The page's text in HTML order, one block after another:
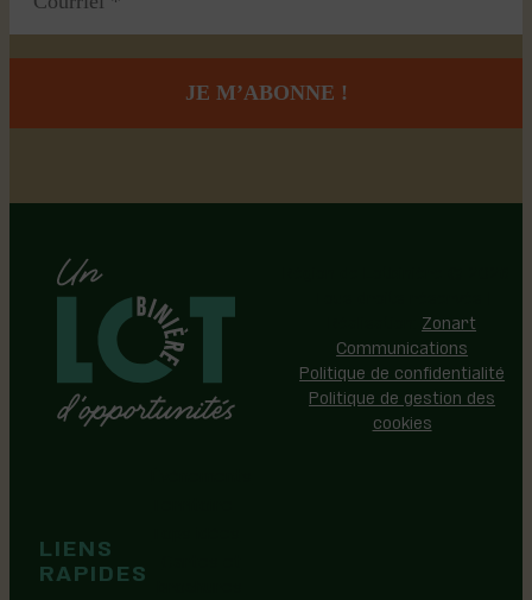
LIENS
RAPIDES
Zonart
Communications
Politique de confidentialité
Politique de gestion des
cookies